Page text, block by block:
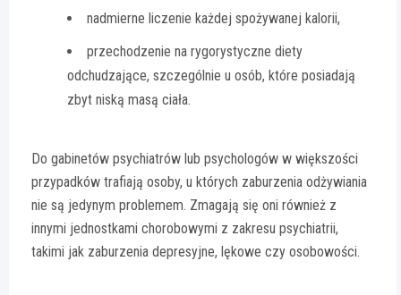
nadmierne liczenie każdej spożywanej kalorii,
przechodzenie na rygorystyczne diety
odchudzające, szczególnie u osób, które posiadają
zbyt niską masą ciała.
Do gabinetów psychiatrów lub psychologów w większości
przypadków trafiają osoby, u których zaburzenia odżywiania
nie są jedynym problemem. Zmagają się oni również z
innymi jednostkami chorobowymi z zakresu psychiatrii,
takimi jak zaburzenia depresyjne, lękowe czy osobowości.